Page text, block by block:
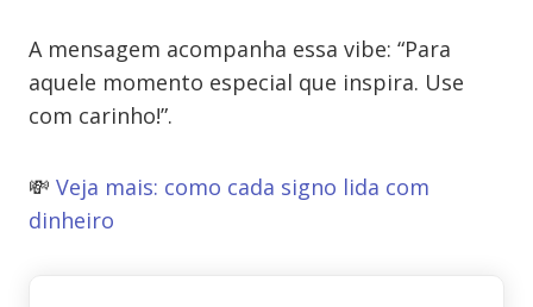
A mensagem acompanha essa vibe: “Para
aquele momento especial que inspira. Use
com carinho!”.
💸 Veja mais: como cada signo lida com
dinheiro